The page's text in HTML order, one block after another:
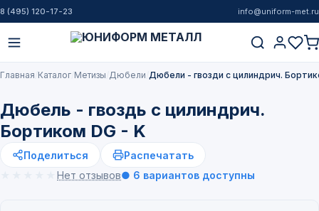
8 (495) 120-17-23 info@uniform-met.ru
Главная Каталог Метизы Дюбели Дюбели - гвозди с цилиндрич.
Дюбель - гвоздь с цилиндрич.
Бортиком DG - K
Поделиться
Распечатать
Нет отзывов● 6 вариантов доступны